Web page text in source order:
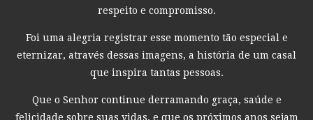
respeito e compromisso.
Foi uma alegria registrar esse momento tão especial e
eternizar, através dessas imagens, a história de um casal
que inspira tantas pessoas.
Que o Senhor continue derramando graça, saúde e
felicidade sobre suas vidas, e que os próximos anos sejam